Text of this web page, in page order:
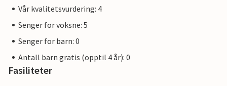
Vår kvalitetsvurdering: 4
Senger for voksne: 5
Senger for barn: 0
Antall barn gratis (opptil 4 år): 0
Fasiliteter